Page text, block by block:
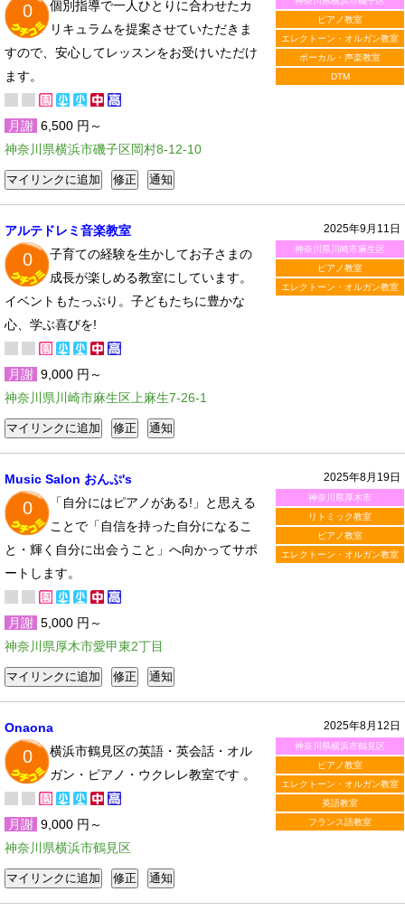
ピアノ教室
エレクトーン・オルガン教室
ボーカル・声楽教室
DTM
0
個別指導で一人ひとりに合わせたカ
リキュラムを提案させていただきま
すので、安心してレッスンをお受けいただけ
ます。
月謝 6,500 円～
神奈川県横浜市磯子区岡村8-12-10
2025年9月11日
神奈川県川崎市麻生区
ピアノ教室
エレクトーン・オルガン教室
アルテドレミ音楽教室
0
子育ての経験を生かしてお子さまの
成長が楽しめる教室にしています。
イベントもたっぷり。子どもたちに豊かな
心、学ぶ喜びを!
月謝 9,000 円～
神奈川県川崎市麻生区上麻生7-26-1
2025年8月19日
神奈川県厚木市
リトミック教室
ピアノ教室
エレクトーン・オルガン教室
Music Salon おんぷ's
0
「自分にはピアノがある!」と思える
ことで「自信を持った自分になるこ
と・輝く自分に出会うこと」へ向かってサポ
ートします。
月謝 5,000 円～
神奈川県厚木市愛甲東2丁目
2025年8月12日
神奈川県横浜市鶴見区
ピアノ教室
エレクトーン・オルガン教室
英語教室
フランス語教室
Onaona
0
横浜市鶴見区の英語・英会話・オル
ガン・ピアノ・ウクレレ教室です 。
月謝 9,000 円～
神奈川県横浜市鶴見区